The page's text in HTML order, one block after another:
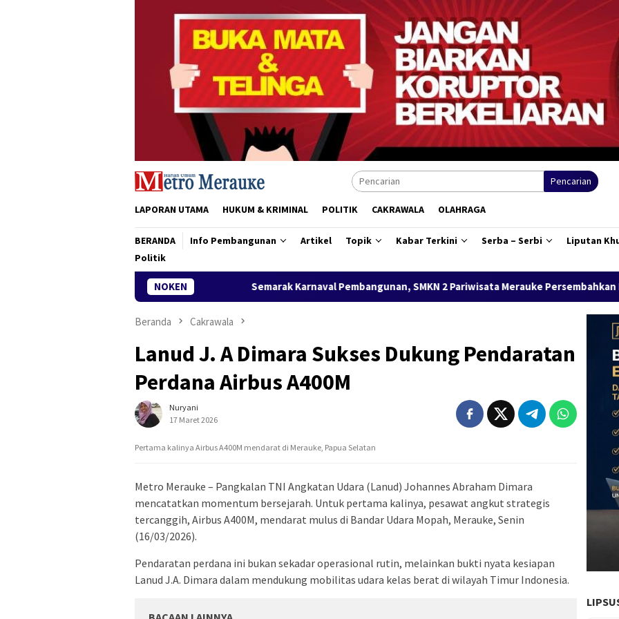
Pencarian
LAPORAN UTAMA HUKUM & KRIMINAL POLITIK CAKRAWALA OLAHRAGA
BERANDA Info Pembangunan Artikel Topik Kabar Terkini Serba – Serbi
Liputan
Politik
NOKEN
Semarak Karnaval Pembangunan, SMKN 2 Pariwisata Merauke Persembahkan Kue Merah Putih
Beranda Cakrawala
Lanud J. A Dimara Sukses Dukung Pendaratan
Perdana Airbus A400M
Nuryani
17 Maret 2026
Pertama kalinya Airbus A400M mendarat di Merauke, Papua Selatan
Metro Merauke – Pangkalan TNI Angkatan Udara (Lanud) Johannes Abraham Dimara
mencatatkan momentum bersejarah. Untuk pertama kalinya, pesawat angkut strategis
tercanggih, Airbus A400M, mendarat mulus di Bandar Udara Mopah, Merauke, Senin
(16/03/2026).
Pendaratan perdana ini bukan sekadar operasional rutin, melainkan bukti nyata kesiapan
Lanud J.A. Dimara dalam mendukung mobilitas udara kelas berat di wilayah Timur Indonesia.